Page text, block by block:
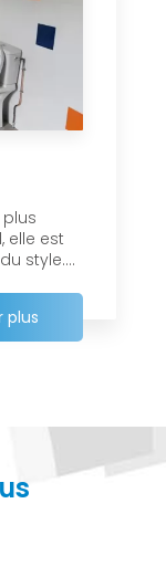
elle est
style....
plus